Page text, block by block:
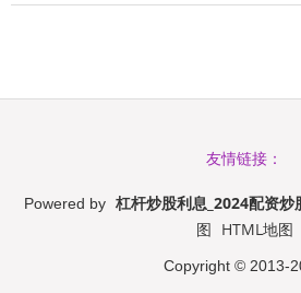
友情链接：
Powered by 杠杆炒股利息_2024配资炒
图 HTML地图
Copyright © 2013-